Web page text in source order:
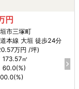
円
市三塚町
道本線 大垣 徒歩24分
万円 /坪)
173.57㎡
60.0(%)